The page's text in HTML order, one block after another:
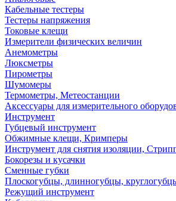
Кабельные тестеры
Тестеры напряжения
Токовые клещи
Измерители физических величин
Анемометры
Люксметры
Пирометры
Шумомеры
Термометры, Метеостанции
Аксессуары для измерительного
Инструмент
Губцевый инструмент
Обжимные клещи, Кримперы
Инструмент для снятия изоляции,
Бокорезы и кусачки
Сменные губки
Плоскогубцы, длинногубцы,
Режущий инструмент